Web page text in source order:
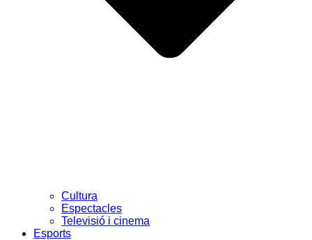
Cultura
Espectacles
Televisió i cinema
Esports